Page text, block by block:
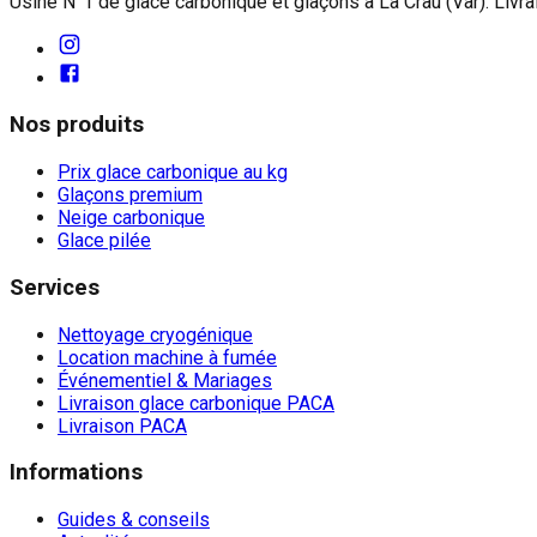
Nos produits
Prix glace carbonique au kg
Glaçons premium
Neige carbonique
Glace pilée
Services
Nettoyage cryogénique
Location machine à fumée
Événementiel & Mariages
Livraison glace carbonique PACA
Livraison PACA
Informations
Guides & conseils